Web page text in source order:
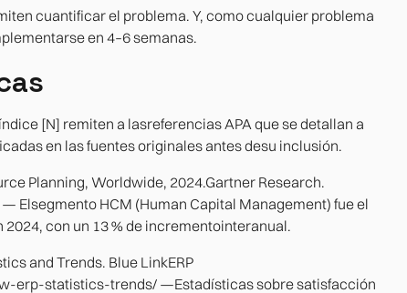
cuantificar el problema. Y, como cualquier problema
en 4–6 semanas.
[N] remiten a lasreferencias APA que se detallan a
en las fuentes originales antes desu inclusión.
Planning, Worldwide, 2024.Gartner Research.
HCM (Human Capital Management) fue el
con un 13 % de incrementointeranual.
and Trends. Blue LinkERP
erp-statistics-trends/ —Estadísticas sobre satisfacción